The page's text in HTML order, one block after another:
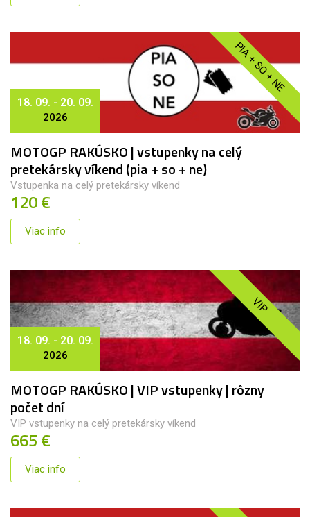
PIA + SO + NE
18. 09. - 20. 09.
2026
MOTOGP RAKÚSKO | vstupenky na celý
pretekársky víkend (pia + so + ne)
Vstupenka na celý pretekársky víkend
120 €
Viac info
VIP
18. 09. - 20. 09.
2026
MOTOGP RAKÚSKO | VIP vstupenky | rôzny
počet dní
VIP vstupenky na celý pretekársky víkend
665 €
Viac info